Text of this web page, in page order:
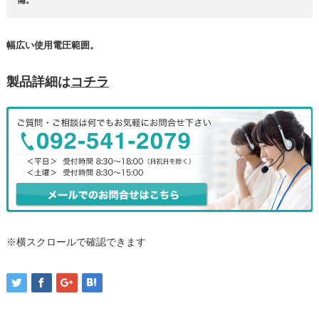
幅広い使用電圧範囲。
製品詳細はコチラ
※横スクロールで確認できます